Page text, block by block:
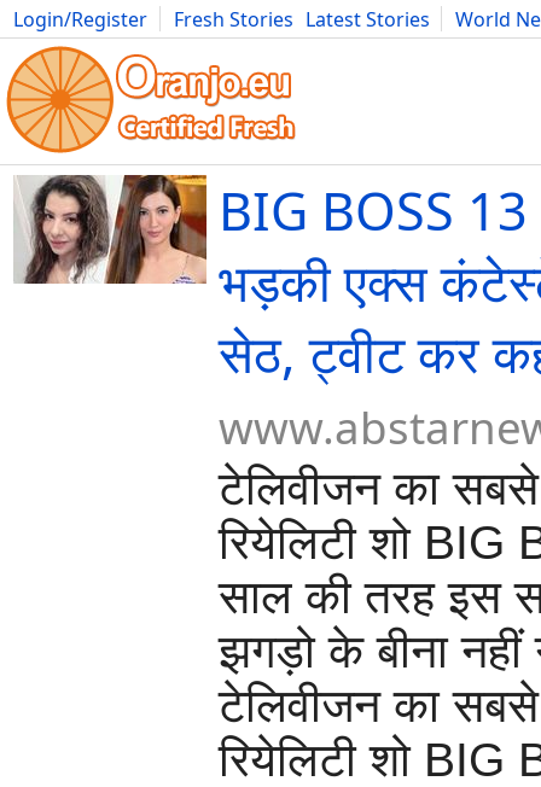
Login/Register Fresh Stories Latest Stories
World
Movies Anime Music Art Cars Advice Science
BIG BOSS
भड़की एक्स
सेठ, ट्वीट कर
टेलिवीजन का
रियेलिटी शो BIG
साल की तरह इस
झगड़ो के बीना नहीं
टेलिवीजन का
रियेलिटी शो BIG